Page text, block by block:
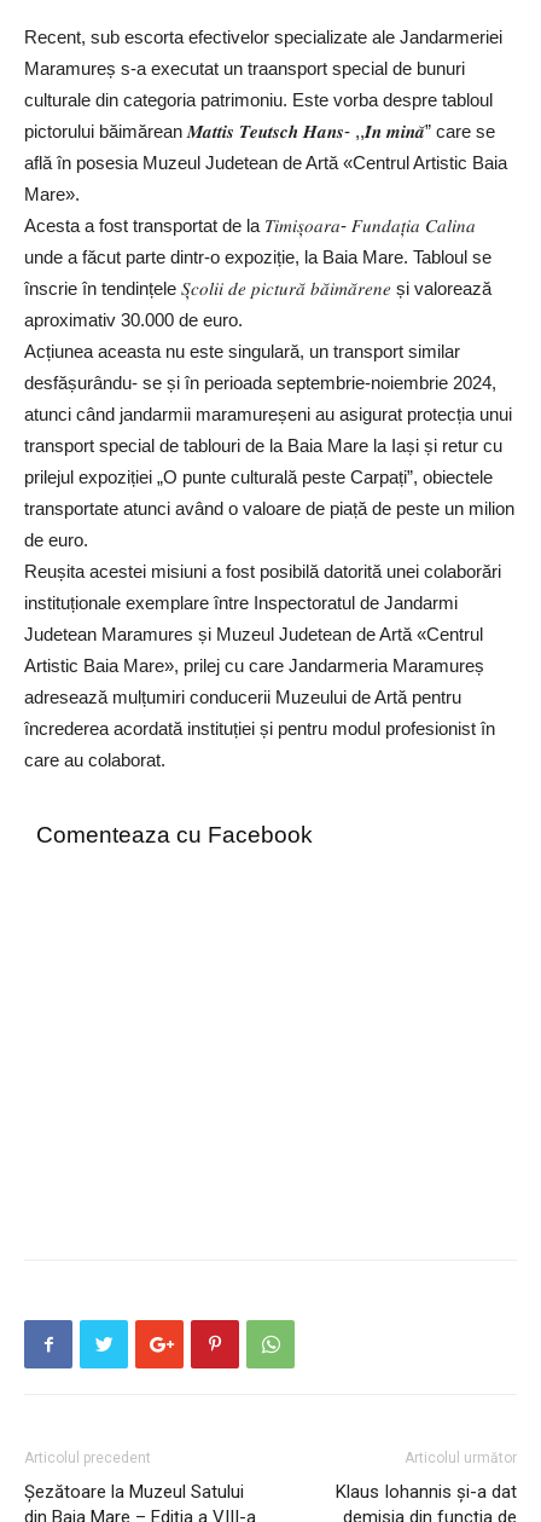
Recent, sub escorta efectivelor specializate ale Jandarmeriei
Maramureș s-a executat un traansport special de bunuri
culturale din categoria patrimoniu. Este vorba despre tabloul
pictorului băimărean 𝑴𝒂𝒕𝒕𝒊𝒔 𝑻𝒆𝒖𝒕𝒔𝒄𝒉 𝑯𝒂𝒏𝒔- ,,𝑰̂𝒏 𝒎𝒊𝒏𝒂̆” care se
află în posesia Muzeul Judetean de Artă «Centrul Artistic Baia
Mare».
Acesta a fost transportat de la 𝑇𝑖𝑚𝑖𝑠̦𝑜𝑎𝑟𝑎- 𝐹𝑢𝑛𝑑𝑎𝑡̦𝑖𝑎 𝐶𝑎𝑙𝑖𝑛𝑎
unde a făcut parte dintr-o expoziție, la Baia Mare. Tabloul se
înscrie în tendințele 𝑆̦𝑐𝑜𝑙𝑖𝑖 𝑑𝑒 𝑝𝑖𝑐𝑡𝑢𝑟𝑎̆ 𝑏𝑎̆𝑖𝑚𝑎̆𝑟𝑒𝑛𝑒 și valorează
aproximativ 30.000 de euro.
Acțiunea aceasta nu este singulară, un transport similar
desfășurându- se și în perioada septembrie-noiembrie 2024,
atunci când jandarmii maramureșeni au asigurat protecția unui
transport special de tablouri de la Baia Mare la Iași și retur cu
prilejul expoziției „O punte culturală peste Carpați”, obiectele
transportate atunci având o valoare de piață de peste un milion
de euro.
Reușita acestei misiuni a fost posibilă datorită unei colaborări
instituționale exemplare între Inspectoratul de Jandarmi
Judetean Maramures și Muzeul Judetean de Artă «Centrul
Artistic Baia Mare», prilej cu care Jandarmeria Maramureș
adresează mulțumiri conducerii Muzeului de Artă pentru
încrederea acordată instituției și pentru modul profesionist în
care au colaborat.
Comenteaza cu Facebook
Articolul precedent
Șezătoare la Muzeul Satului
din Baia Mare – Ediția a VIII-a
Articolul următor
Klaus Iohannis și-a dat
demisia din funcția de